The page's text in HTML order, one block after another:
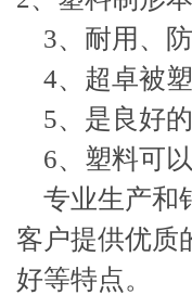
3、耐用、
4、超卓被
5、是良好
6、塑料可
专业生产和
客户提供优质
好等特点。